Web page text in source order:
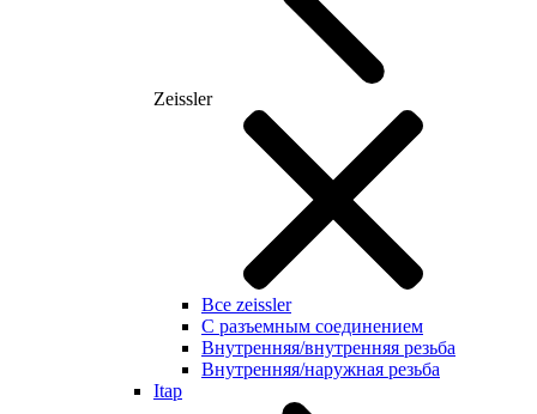
Zeissler
Все zeissler
С разъемным соединением
Внутренняя/внутренняя резьба
Внутренняя/наружная резьба
Itap